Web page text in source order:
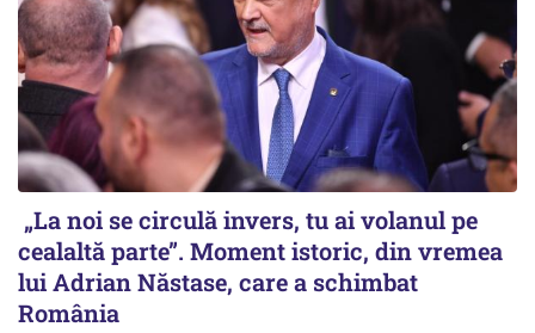
„La noi se circulă invers, tu ai volanul pe
cealaltă parte”. Moment istoric, din vremea
lui Adrian Năstase, care a schimbat
România